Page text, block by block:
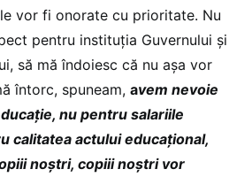
vor fi onorate cu prioritate. Nu
pentru instituția Guvernului și
să mă îndoiesc că nu așa vor
întorc, spuneam, avem nevoie
nu pentru salariile
calitatea actului educațional,
noștri, copiii noștri vor